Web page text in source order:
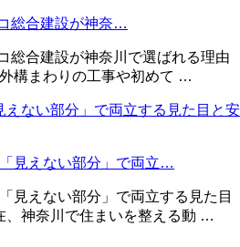
総合建設が神奈…
総合建設が神奈川で選ばれる理由
構まわりの工事や初めて …
見えない部分」で両立…
見えない部分」で両立する見た目
、神奈川で住まいを整える動 …